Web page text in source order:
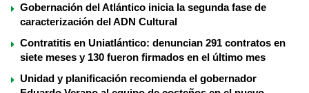
Gobernación del Atlántico inicia la segunda fase de
caracterización del ADN Cultural
Contratitis en Uniatlántico: denuncian 291 contratos en
siete meses y 130 fueron firmados en el último mes
Unidad y planificación recomienda el gobernador